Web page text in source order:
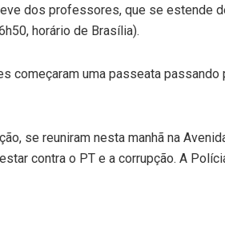
dos professores, que se estende
horário de Brasília).
começaram uma passeata passando
se reuniram nesta manhã na
contra o PT e a corrupção. A